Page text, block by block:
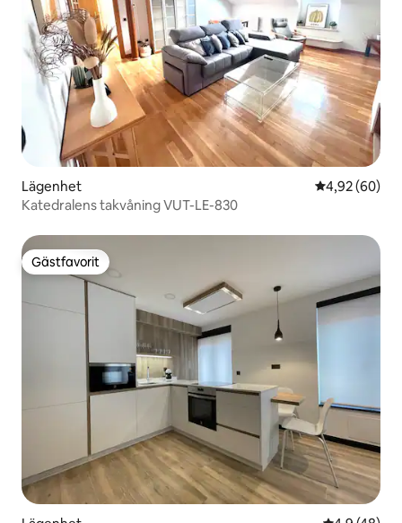
Lägenhet 4,92 av 5 i
4,92 (60)
Katedralens takvåning VUT-LE-830
Gästfavorit
Gästfavorit